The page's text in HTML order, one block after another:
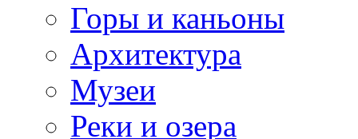
Горы и каньоны
Архитектура
Музеи
Реки и озера